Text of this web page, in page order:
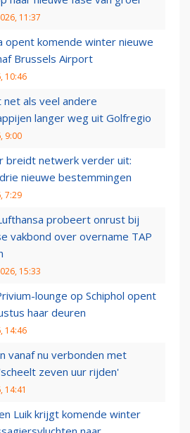
11:37
opent komende winter nieuwe
Brussels Airport
10:46
net als veel andere
langer weg uit Golfregio
9:00
breidt netwerk verder uit:
nieuwe bestemmingen
7:29
probeert onrust bij
vakbond over overname TAP
15:33
lounge op Schiphol opent
haar deuren
14:46
vanaf nu verbonden met
zeven uur rijden'
14:41
Luik krijgt komende winter